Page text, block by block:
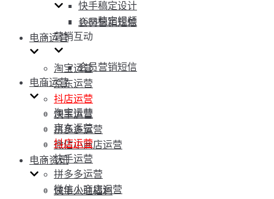
会员营销短信
电商运营
淘宝运营
京东运营
抖店运营
快手运营
拼多多运营
微信小商店运营
电商资讯
快手入驻福利
快手稿定设计
1688稿定视频
营销互动
会员营销短信
电商运营
淘宝运营
京东运营
抖店运营
快手运营
拼多多运营
微信小商店运营